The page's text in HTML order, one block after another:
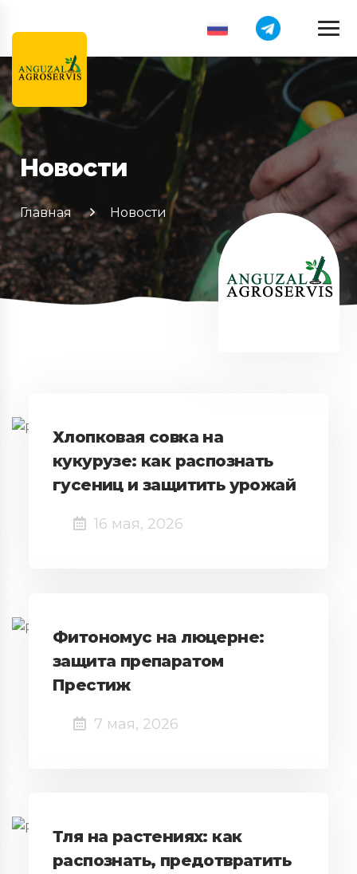
Новости
Главная Новости
Хлопковая совка на
кукурузе: как распознать
гусениц и защитить урожай
16 мая, 2026
Фитономус на люцерне:
защита препаратом
Престиж
7 мая, 2026
Тля на растениях: как
распознать, предотвратить